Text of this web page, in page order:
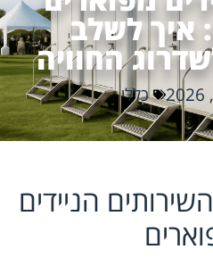
איך לשלב
החוויה
כללי
הניידים